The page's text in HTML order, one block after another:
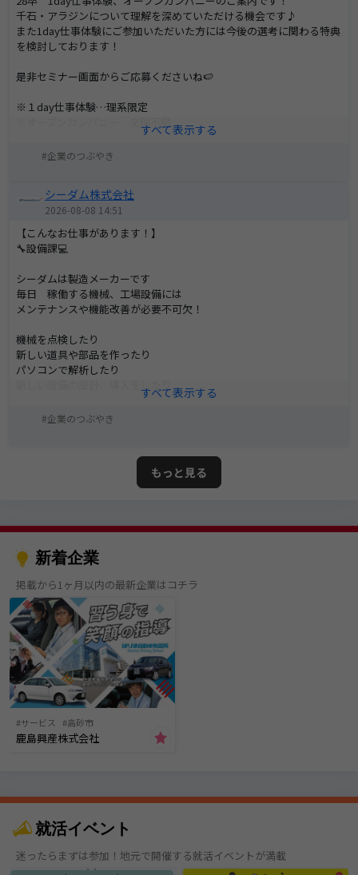
千石・アラジンについて理解を深めていただける機会です♪
また1day仕事体験にご参加いただいた方には今後の選考に関わる特典
を検討しております！
是非セミナー画面からご応募くださいね🍉
※１day仕事体験…理系限定
※オープンカンパニー…文理不問
また、是非弊社へエントリー下さい！
企業のつぶやき
シーダム株式会社
2026-08-08 14:51
【こんなお仕事があります！】
🔧設備課💻
シーダムは製造メーカーです
毎日 稼働する機械、工場設備には
メンテナンスや機能改善が必要不可欠！
機械を点検したり
新しい道具や部品を作ったり
パソコンで解析したり
新しい設備の設計、導入をしたり
工場を支えるエキスパートです✨
企業のつぶやき
もっと見る
新着企業
掲載から1ヶ月以内の最新企業はコチラ
サービス 高砂市
鹿島興産株式会社
就活イベント
迷ったらまずは参加！地元で開催する就活イベントが満載